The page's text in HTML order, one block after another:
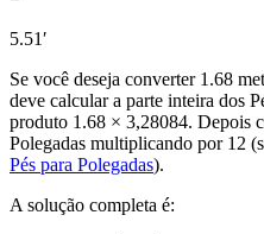
5.51′
Se você deseja converter 1.68
deve calcular a parte inteira dos
produto 1.68 × 3,28084. Depois
Polegadas multiplicando por 12
Pés para Polegadas).
A solução completa é: